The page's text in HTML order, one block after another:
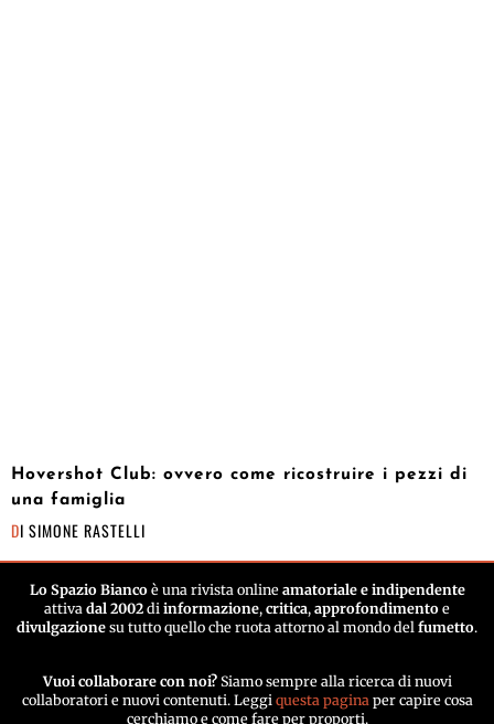
Hovershot Club: ovvero come ricostruire i pezzi di
una famiglia
DI SIMONE RASTELLI
Lo Spazio Biancoè una rivista online amatoriale e indipendente
attiva dal 2002 di informazione, critica, approfondimento e
divulgazione su tutto quello che ruota attorno al mondo del fumetto.
Vuoi collaborare con noi? Siamo sempre alla ricerca di nuovi
collaboratori e nuovi contenuti. Leggi questa paginaper capire cosa
cerchiamo e come fare per proporti.